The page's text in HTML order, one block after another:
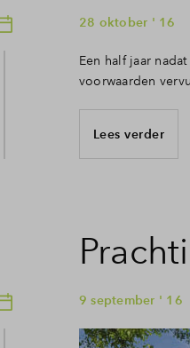
28 oktober ' 16
Een half jaar
voorwaarden
Lees verder
9 september ' 16